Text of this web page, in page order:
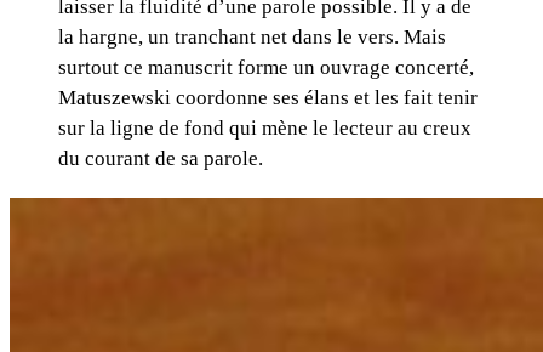
laisser la fluidité d’une parole possible. Il y a de
la hargne, un tranchant net dans le vers. Mais
surtout ce manuscrit forme un ouvrage concerté,
Matuszewski coordonne ses élans et les fait tenir
sur la ligne de fond qui mène le lecteur au creux
du courant de sa parole.